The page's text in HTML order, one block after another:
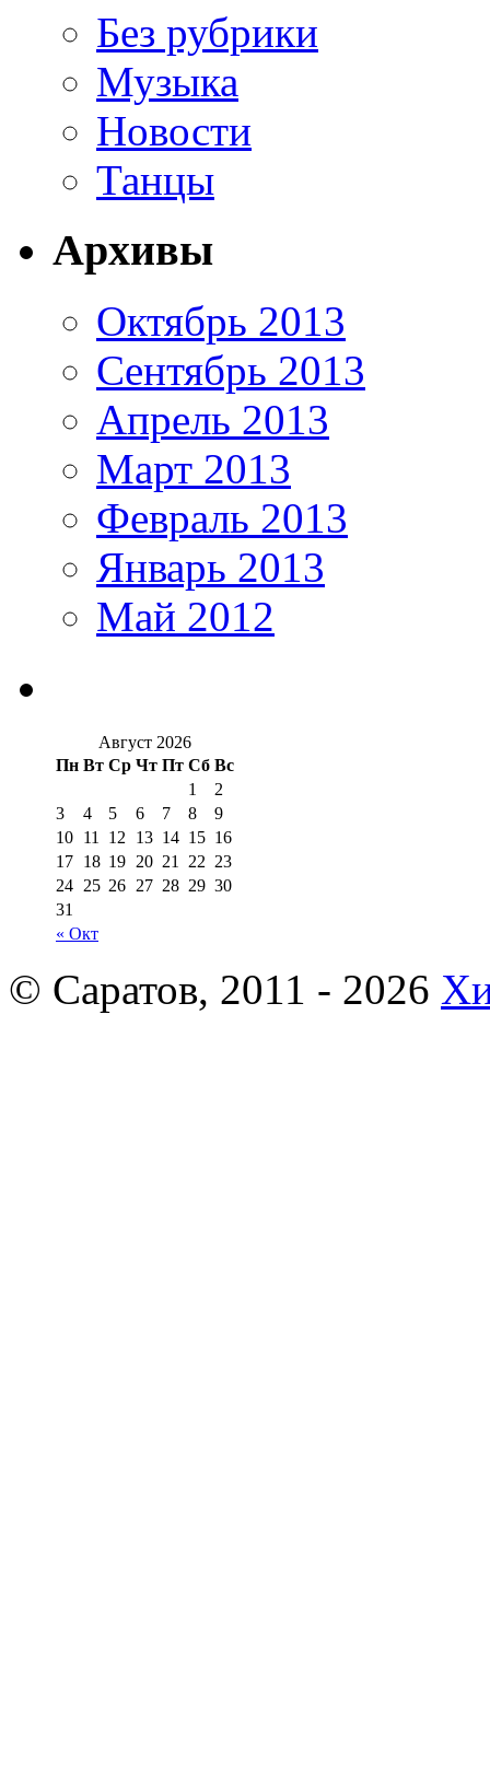
Без рубрики
Музыка
Новости
Танцы
Архивы
Октябрь 2013
Сентябрь 2013
Апрель 2013
Март 2013
Февраль 2013
Январь 2013
Май 2012
Август 2026
Пн Вт Ср Чт Пт Сб Вс
« Окт
1
2
3
4 5 6 7 8
9
10 11 12 13 14 15 16
17 18 19 20 21 22 23
24 25 26 27 28 29 30
31
© Саратов, 2011 - 2026